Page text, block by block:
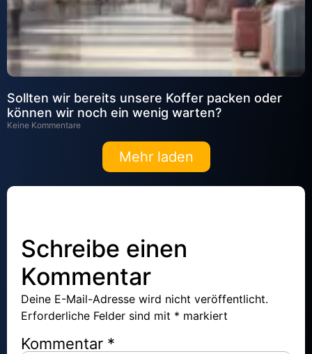
Sollten wir bereits unsere Koffer packen oder
können wir noch ein wenig warten?
Keine Kommentare
Mehr laden
Schreibe einen
Kommentar
Deine E-Mail-Adresse wird nicht veröffentlicht.
Erforderliche Felder sind mit * markiert
Kommentar *